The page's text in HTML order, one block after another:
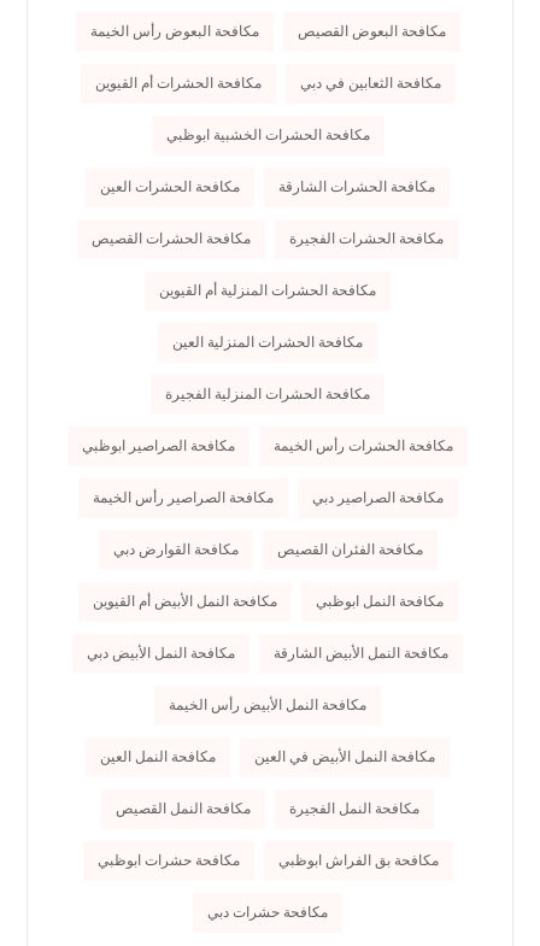
مكافحة البعوض القصيص مكافحة البعوض رأس الخيمة
مكافحة الثعابين في دبي مكافحة الحشرات أم القيوين
مكافحة الحشرات الخشبية ابوظبي
مكافحة الحشرات الشارقة مكافحة الحشرات العين
مكافحة الحشرات الفجيرة مكافحة الحشرات القصيص
مكافحة الحشرات المنزلية أم القيوين
مكافحة الحشرات المنزلية العين
مكافحة الحشرات المنزلية الفجيرة
مكافحة الحشرات رأس الخيمة مكافحة الصراصير ابوظبي
مكافحة الصراصير دبي مكافحة الصراصير رأس الخيمة
مكافحة الفئران القصيص مكافحة القوارض دبي
مكافحة النمل ابوظبي مكافحة النمل الأبيض أم القيوين
مكافحة النمل الأبيض الشارقة مكافحة النمل الأبيض دبي
مكافحة النمل الأبيض رأس الخيمة
مكافحة النمل الأبيض في العين مكافحة النمل العين
مكافحة النمل الفجيرة مكافحة النمل القصيص
مكافحة بق الفراش ابوظبي مكافحة حشرات ابوظبي
مكافحة حشرات دبي